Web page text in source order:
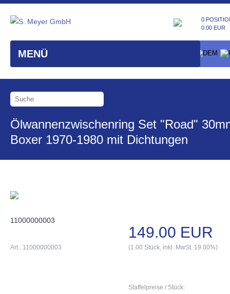
MENÜ
0
0.00 EUR
Ölwannenzwischenring Set "Road"
Boxer 1970-1980 mit Dichtungen
11000000003
149.00 EUR
Art.: 11000000003 (1.00 Stück, inkl. MwSt. 19.00%)
Staffelpreise / Stück: